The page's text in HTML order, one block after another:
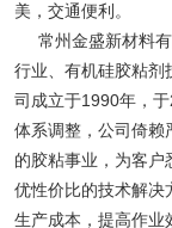
美，交通便利。
常州金盛新材料有
行业、有机硅胶粘剂
司成立于1990年，
体系调整，公司倚赖
的胶粘事业，为客
优性价比的技术解决
生产成本，提高作业